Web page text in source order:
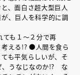
、面白さ超大型巨人
、巨人を科学的に調
も１～２分で再
える!? ●人間を食ら
も平気らしいが、そ
、うなじなのか!? な